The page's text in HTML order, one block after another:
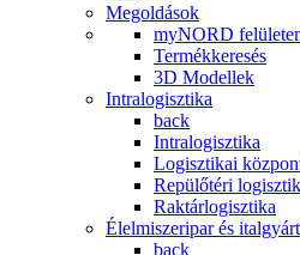
Megoldások
myNORD
Termékkeresés
3D Modellek
Intralogisztika
back
Intralogisztika
Logisztikai
Repülőtéri
Raktárlogisztika
Élelmiszeripar és
back